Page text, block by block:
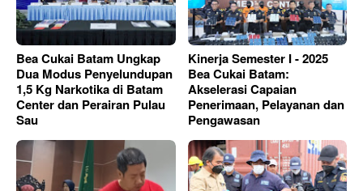
Bea Cukai Batam Ungkap
Dua Modus Penyelundupan
1,5 Kg Narkotika di Batam
Center dan Perairan Pulau
Sau
Kinerja Semester I - 2025
Bea Cukai Batam:
Akselerasi Capaian
Penerimaan, Pelayanan dan
Pengawasan